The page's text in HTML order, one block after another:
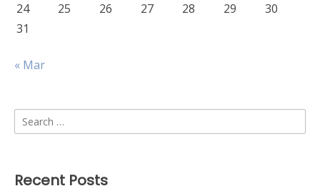
24
25 26 27 28 29
30
31
« Mar
Search
for:
Recent Posts